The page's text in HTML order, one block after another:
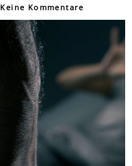
Keine Kommentare